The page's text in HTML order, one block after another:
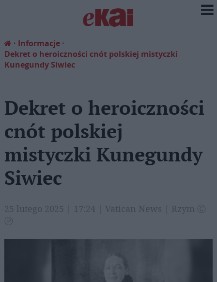
Informacje
Dekret o heroiczności cnót polskiej mistyczki
Kunegundy Siwiec
Dekret o heroiczności
cnót polskiej
mistyczki Kunegundy
Siwiec
25 lutego 2025 | 17:24 | Vatican News | Rzym Ⓒ
Ⓟ